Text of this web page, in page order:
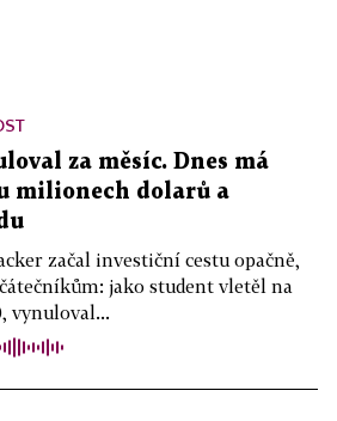
za měsíc. Dnes má
milionech dolarů a
začal investiční cestu opačně,
jako student vletěl na
vynuloval...